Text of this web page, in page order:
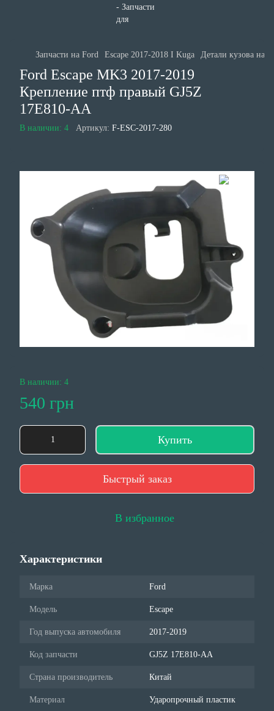
Запчасти на Ford Escape 2017-2018 I Kuga Детали кузова на
Ford Escape MK3 2017-2019
Крепление птф правый GJ5Z
17E810-AA
В наличии: 4 Артикул: F-ESC-2017-280
В наличии: 4
540 грн
Купить
Быстрый заказ
В избранное
Характеристики
Марка Ford
Модель Escape
Год выпуска автомобиля 2017-2019
Код запчасти GJ5Z 17E810-AA
Страна производитель Китай
Материал Ударопрочный пластик